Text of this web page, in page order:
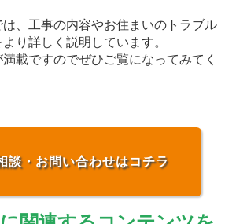
、工事の内容やお住まいのトラブル
り詳しく説明しています。
載ですのでぜひご覧になってみてく
談・お問い合わせはコチラ